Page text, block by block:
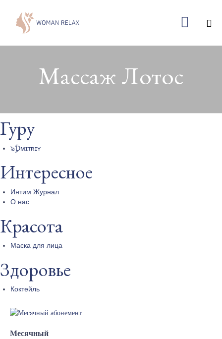

Массаж Лотос
Гуру
๖ۣۜƊᴍɪᴛʀɪʏ
Интересное
Интим Журнал
О нас
Красота
Маска для лица
Здоровье
Коктейль
Месячный